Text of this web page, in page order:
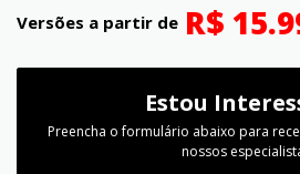
Versões a partir de R$
Estou
Preencha o formulário abaixo para
nossos